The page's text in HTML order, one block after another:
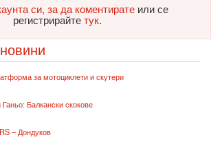
си, за да коментиратеили се
регистрирайтетук.
за мотоциклети и скутери
Балкански скокове
– Дондуков